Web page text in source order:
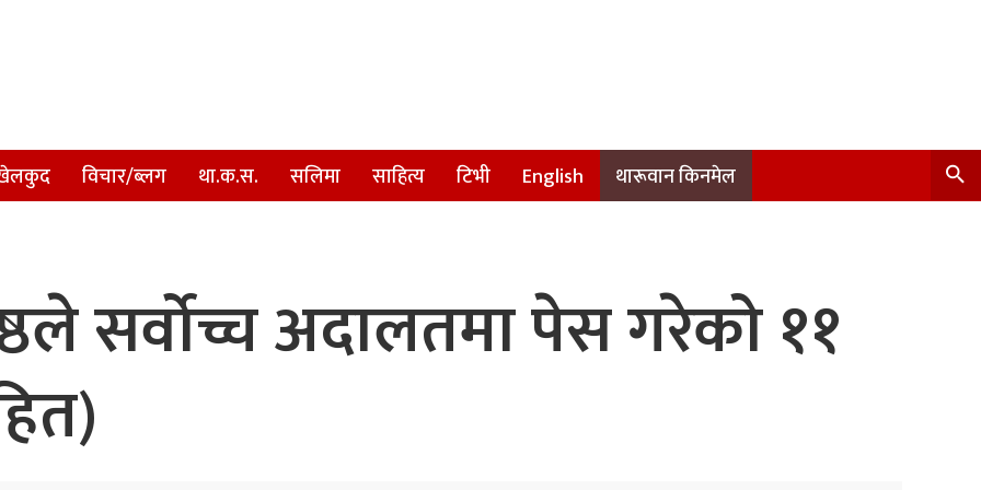
विचार/ब्लग था.क.स. सलिमा साहित्य टिभी English थारूवान किनमेल
सर्वोच्च अदालतमा पेस गरेको ११